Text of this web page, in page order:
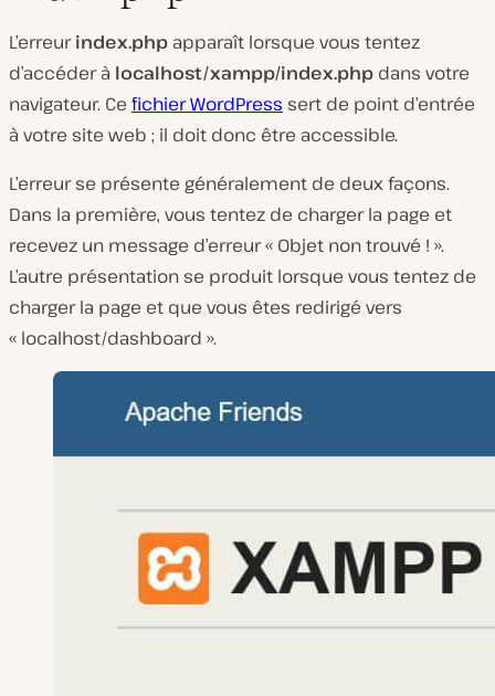
L’erreurindex.php apparaît lorsque vous tentez
d’accéder à localhost/xampp/index.php dans votre
navigateur. Ce fichier WordPress sert de point d’entrée
à votre site web ; il doit donc être accessible.
L’erreur se présente généralement de deux façons.
Dans la première, vous tentez de charger la page et
recevez un message d’erreur « Objet non trouvé ! ».
L’autre présentation se produit lorsque vous tentez de
charger la page et que vous êtes redirigé vers
« localhost/dashboard ».